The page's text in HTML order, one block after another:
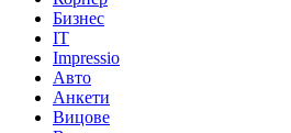
Бизнес
IT
Impressio
Авто
Анкети
Вицове